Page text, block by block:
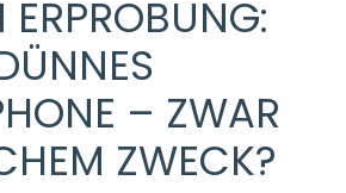
ERPROBUNG:
– ZWAR
ZWECK?